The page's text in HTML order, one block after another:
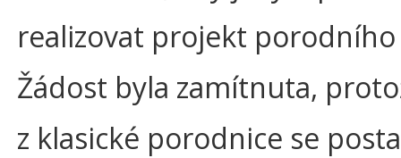
realizovat projekt
Žádost byla zamítnuta,
z klasické porodnice se